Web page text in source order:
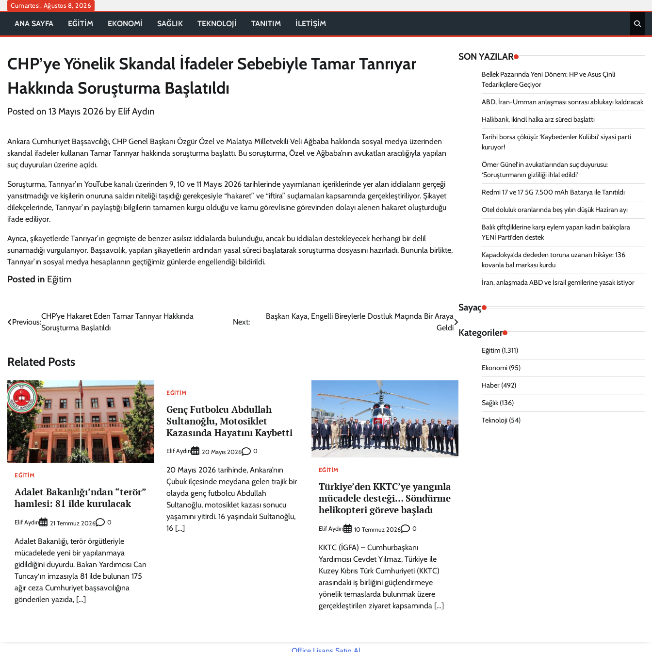
Skip
content
Cumartesi, Ağustos 8, 2026
ANA SAYFA EĞİTİM EKONOMİ SAĞLIK TEKNOLOJİ TANITIM İLETİŞİM
CHP’ye Yönelik Skandal İfadeler Sebebiyle Tamar Tanrıyar
Hakkında Soruşturma Başlatıldı
Posted on 13 Mayıs 2026 by Elif Aydın
Ankara Cumhuriyet Başsavcılığı, CHP Genel Başkanı Özgür Özel ve Malatya Milletvekili Veli Ağbaba hakkında sosyal medya üzerinden
skandal ifadeler kullanan Tamar Tanrıyar hakkında soruşturma başlattı. Bu soruşturma, Özel ve Ağbaba’nın avukatları aracılığıyla yapılan
suç duyuruları üzerine açıldı.
Soruşturma, Tanrıyar’ın YouTube kanalı üzerinden 9, 10 ve 11 Mayıs 2026 tarihlerinde yayımlanan içeriklerinde yer alan iddiaların gerçeği
yansıtmadığı ve kişilerin onuruna saldırı niteliği taşıdığı gerekçesiyle “hakaret” ve “iftira” suçlamaları kapsamında gerçekleştiriliyor. Şikayet
dilekçelerinde, Tanrıyar’ın paylaştığı bilgilerin tamamen kurgu olduğu ve kamu görevlisine görevinden dolayı alenen hakaret oluşturduğu
ifade ediliyor.
Ayrıca, şikayetlerde Tanrıyar’ın geçmişte de benzer asılsız iddialarda bulunduğu, ancak bu iddiaları destekleyecek herhangi bir delil
sunamadığı vurgulanıyor. Başsavcılık, yapılan şikayetlerin ardından yasal süreci başlatarak soruşturma dosyasını hazırladı. Bununla birlikte,
Tanrıyar’ın sosyal medya hesaplarının geçtiğimiz günlerde engellendiği bildirildi.
Posted in Eğitim
Yazı
Previous:
CHP’ye Hakaret Eden Tamar Tanrıyar Hakkında
Soruşturma Başlatıldı
Next:
Başkan Kaya, Engelli Bireylerle Dostluk Maçında Bir Araya
Geldi
Related Posts
EĞITIM
Adalet Bakanlığı’ndan “terör”
hamlesi: 81 ilde kurulacak
Elif Aydın 21 Temmuz 2026 0
Adalet Bakanlığı, terör örgütleriyle
mücadelede yeni bir yapılanmaya
gidildiğini duyurdu. Bakan Yardımcısı Can
Tuncay‘ın imzasıyla 81 ilde bulunan 175
ağır ceza Cumhuriyet başsavcılığına
gönderilen yazıda, […]
EĞITIM
Genç Futbolcu Abdullah
Sultanoğlu, Motosiklet
Kazasında Hayatını Kaybetti
Elif Aydın 20 Mayıs 2026 0
20 Mayıs 2026 tarihinde, Ankara’nın
Çubuk ilçesinde meydana gelen trajik bir
olayda genç futbolcu Abdullah
Sultanoğlu, motosiklet kazası sonucu
yaşamını yitirdi. 16 yaşındaki Sultanoğlu,
16 […]
EĞITIM
Türkiye’den KKTC’ye yangınla
mücadele desteği… Söndürme
helikopteri göreve başladı
Elif Aydın 10 Temmuz 2026 0
KKTC (İGFA) – Cumhurbaşkanı
Yardımcısı Cevdet Yılmaz, Türkiye ile
Kuzey Kıbrıs Türk Cumhuriyeti (KKTC)
arasındaki iş birliğini güçlendirmeye
yönelik temaslarda bulunmak üzere
gerçekleştirilen ziyaret kapsamında […]
SON YAZILAR
Bellek Pazarında Yeni Dönem: HP ve Asus Çinli
Tedarikçilere Geçiyor
ABD, İran-Umman anlaşması sonrası ablukayı kaldıracak
Halkbank, ikincil halka arz süreci başlattı
Tarihi borsa çöküşü: ‘Kaybedenler Kulübü’ siyasi parti
kuruyor!
Ömer Günel’in avukatlarından suç duyurusu:
‘Soruşturmanın gizliliği ihlal edildi’
Redmi 17 ve 17 5G 7.500 mAh Batarya ile Tanıtıldı
Otel doluluk oranlarında beş yılın düşük Haziran ayı
Balık çiftçliklerine karşı eylem yapan kadın balıkçılara
YENİ Parti’den destek
Kapadokya’da dededen toruna uzanan hikâye: 136
kovanla bal markası kurdu
İran, anlaşmada ABD ve İsrail gemilerine yasak istiyor
Sayaç
Kategoriler
Eğitim(1.311)
Ekonomi(95)
Haber(492)
Sağlık(136)
Teknoloji(54)